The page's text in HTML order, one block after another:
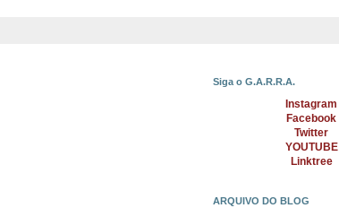
Siga o G.A.R.R.A.
Instagram
Facebook
Twitter
YOUTUBE
Linktree
ARQUIVO DO BLOG